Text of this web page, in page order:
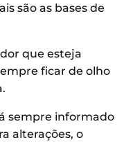
são as bases de
que esteja
ficar de olho
sempre informado
alterações, o